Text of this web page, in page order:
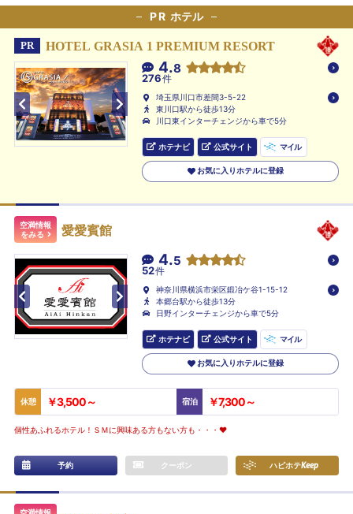
PR ホテル
PR HOTEL GRASIA 1 PREMIUM RESORT
4.8
276件
埼玉県川口市差間3-5-22
東川口駅から徒歩13分
川口東インターチェンジから車で5分
ホテナビ 公式サイト マイル
お気に入りホテルに登録
空満情報
をみる
愛愛賓館
4.5
52件
神奈川県横浜市栄区鍛冶ケ谷1-15-12
本郷台駅から徒歩13分
日野インターチェンジから車で5分
ホテナビ 公式サイト マイル
お気に入りホテルに登録
休憩 ￥3,500～ 宿泊 ￥7,300～
個性あふれるホテル！ＳＭに興味ある方もない方も・・・♥
予約 クーポン ハピホテKeep